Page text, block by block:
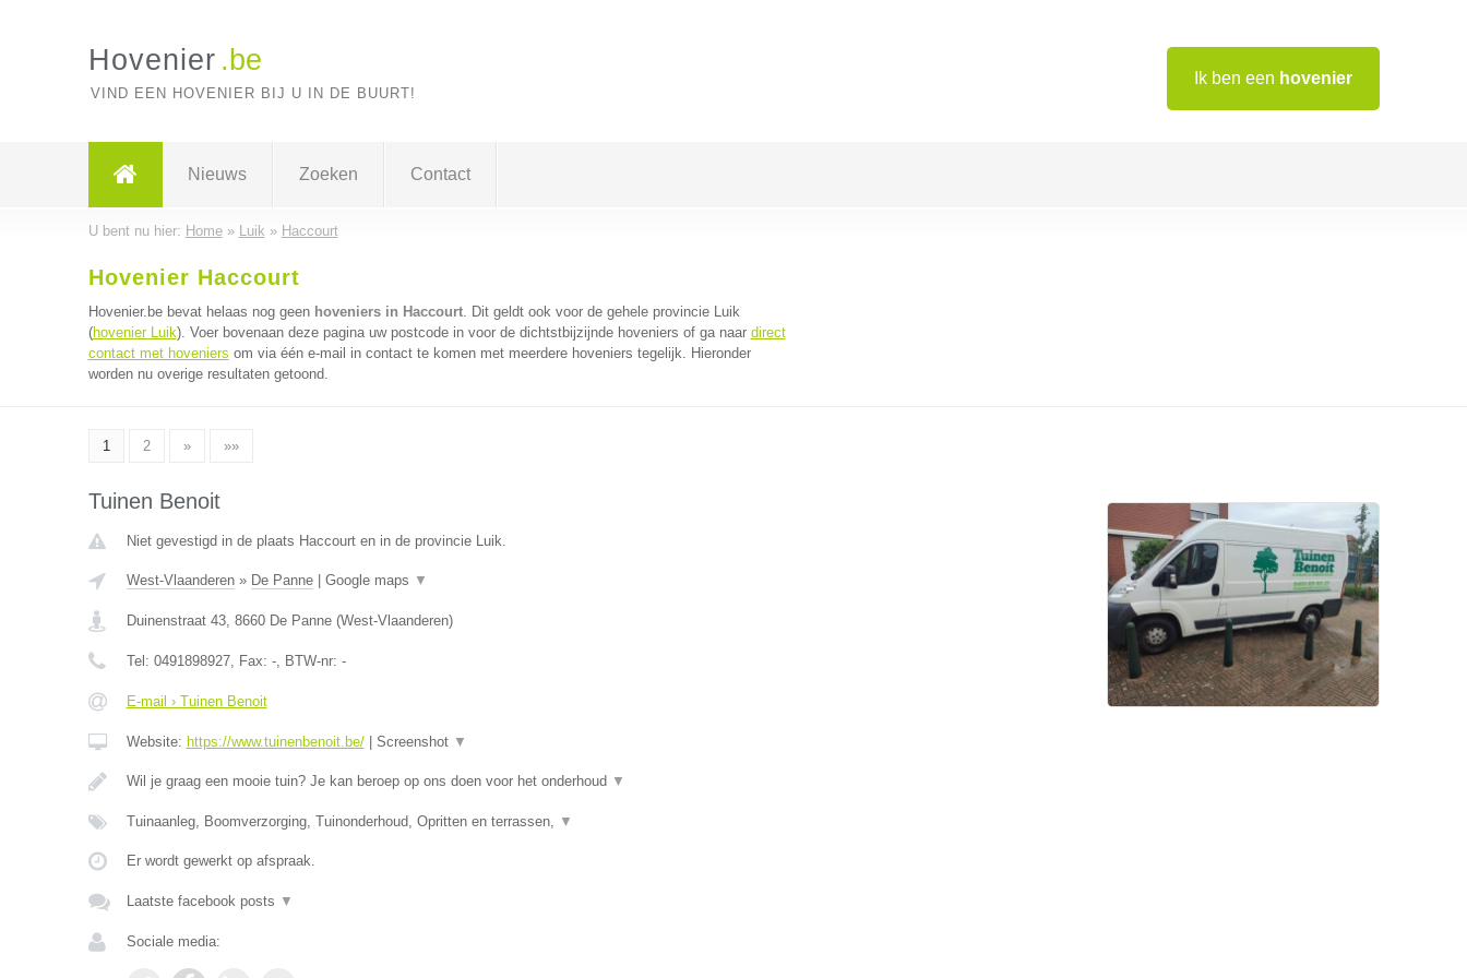
Ik ben een hovenier
Hovenier .be
VIND EEN HOVENIER BIJ U IN DE BUURT!
Nieuws Zoeken Contact
U bent nu hier: Home» Luik » Haccourt
Hovenier Haccourt
Hovenier.be bevat helaas nog geen hoveniers in Haccourt. Dit geldt ook voor de gehele provincie Luik
(hovenier Luik). Voer bovenaan deze pagina uw postcode in voor de dichtstbijzijnde hoveniers of ga naar direct
contact met hoveniers om via één e-mail in contact te komen met meerdere hoveniers tegelijk. Hieronder
worden nu overige resultaten getoond.
1 2 » »»
Tuinen Benoit
Niet gevestigd in de plaats Haccourt en in de provincie Luik.
West-Vlaanderen» De Panne| Google maps ▼
Duinenstraat 43, 8660 De Panne(West-Vlaanderen)
Tel: 0491898927, Fax: -, BTW-nr: -
E-mail › Tuinen Benoit
Website: https://www.tuinenbenoit.be/| Screenshot ▼
Wil je graag een mooie tuin? Je kan beroep op ons doen voor het onderhoud ▼
Tuinaanleg, Boomverzorging, Tuinonderhoud, Opritten en terrassen, ▼
Er wordt gewerkt op afspraak.
Laatste facebook posts ▼
Sociale media: